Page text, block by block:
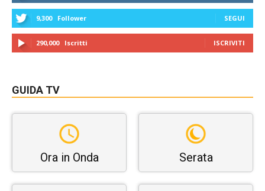
9,300 Follower SEGUI
290,000 Iscritti ISCRIVITI
GUIDA TV
Ora in Onda Serata